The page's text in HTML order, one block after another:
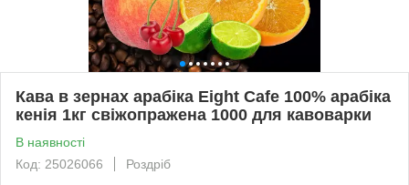
Кава в зернах арабіка Eight Cafe 100% арабіка
кенія 1кг свіжопражена 1000 для кавоварки
В наявності
Код: 25026066
Роздріб